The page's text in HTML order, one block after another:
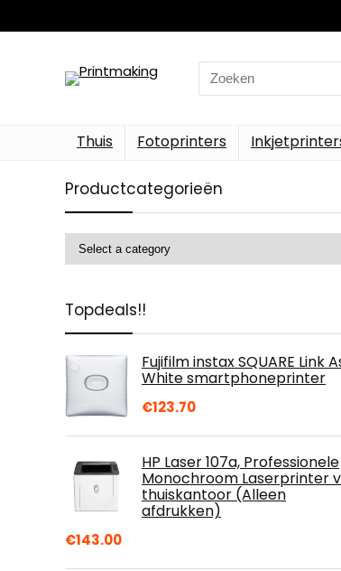
Search
for:
Thuis Fotoprinters
Productcategorieën
Topdeals!!
Fujifilm instax SQUARE Link
White smartphoneprinter
€123.70
HP Laser 107a, Professionele
Monochroom Laserprinter
thuiskantoor (Alleen
afdrukken)
€143.00